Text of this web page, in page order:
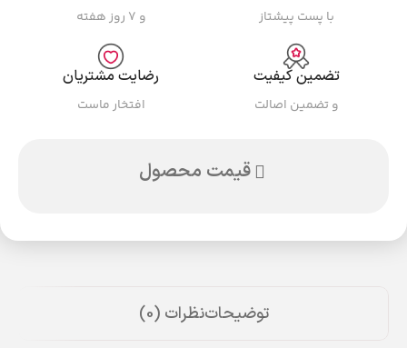
با پست پیشتاز و ۷ روز هفته
تضمین کیفیت
و تضمین اصالت
رضایت مشتریان
افتخار ماست
قیمت محصول
توضیحاتنظرات (0)